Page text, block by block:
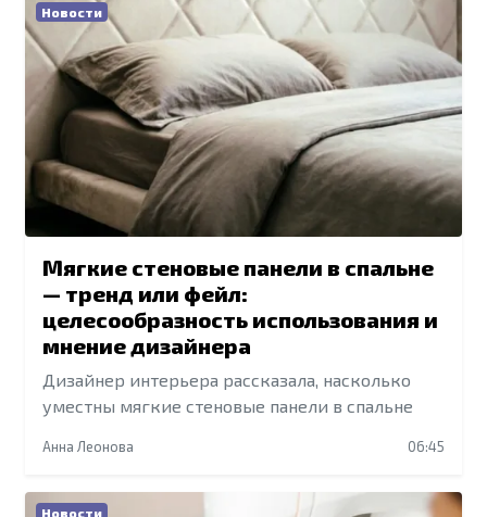
Новости
Мягкие стеновые панели в спальне
— тренд или фейл:
целесообразность использования и
мнение дизайнера
Дизайнер интерьера рассказала, насколько
уместны мягкие стеновые панели в спальне
Анна Леонова 06:45
Новости